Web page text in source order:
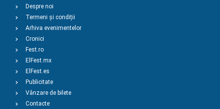
Despre noi
Termeni și condiții
Arhiva evenimentelor
Cronici
Fest.ro
ElFest.mx
ElFest.es
Publicitate
Vânzare de bilete
Contacte